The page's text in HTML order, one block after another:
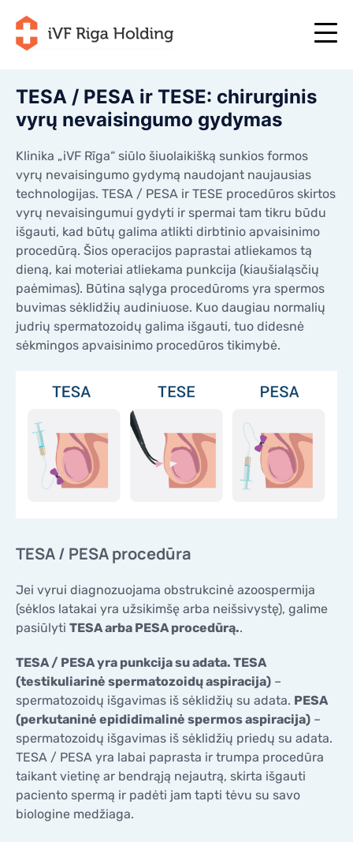
APIE MUS
GYDYMAS
JŪSŲ PROGRAMA
PRADĖKITE DABAR!
NAUDINGI STRAIPSNIAI
KAINOS
LT
LV
EN
RU
SE
+371 25 641 022
APIE MUS
GYDYMAS
JŪSŲ PROGRAMA
PRADĖKITE DABAR!
NAUDINGI STRAIPSNIAI
KAINOS
KONTAKTAI
TESA / PESA ir TESE: chirurginis
vyrų nevaisingumo gydymas
Klinika „iVF Rīga“ siūlo šiuolaikišką sunkios formos
vyrų nevaisingumo gydymą naudojant naujausias
technologijas. TESA / PESA ir TESE procedūros skirtos
vyrų nevaisingumui gydyti ir spermai tam tikru būdu
išgauti, kad būtų galima atlikti dirbtinio apvaisinimo
procedūrą. Šios operacijos paprastai atliekamos tą
dieną, kai moteriai atliekama punkcija (kiaušialąsčių
paėmimas). Būtina sąlyga procedūroms yra spermos
buvimas sėklidžių audiniuose. Kuo daugiau normalių
judrių spermatozoidų galima išgauti, tuo didesnė
sėkmingos apvaisinimo procedūros tikimybė.
TESA / PESA procedūra
Jei vyrui diagnozuojama obstrukcinė azoospermija
(sėklos latakai yra užsikimšę arba neišsivystę), galime
pasiūlyti TESA arba PESA procedūrą..
TESA / PESA yra punkcija su adata. TESA
(testikuliarinė spermatozoidų aspiracija) –
spermatozoidų išgavimas iš sėklidžių su adata. PESA
(perkutaninė epididimalinė spermos aspiracija) –
spermatozoidų išgavimas iš sėklidžių priedų su adata.
TESA / PESA yra labai paprasta ir trumpa procedūra
taikant vietinę ar bendrąją nejautrą, skirta išgauti
paciento spermą ir padėti jam tapti tėvu su savo
biologine medžiaga.